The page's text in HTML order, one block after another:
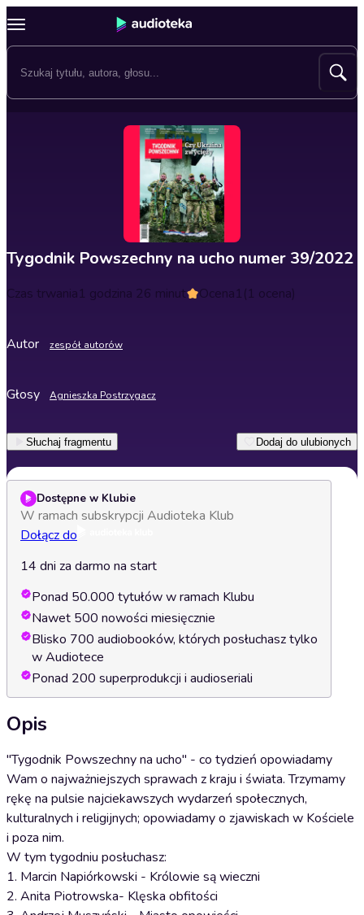
Tygodnik Powszechny na ucho numer 39/2022
Czas trwania1 godzina 26 minut Ocena1(1 ocena)
Autor zespół autorów
Głosy Agnieszka Postrzygacz
Słuchaj fragmentu Dodaj do ulubionych
Dostępne w Klubie
W ramach subskrypcji Audioteka Klub
Dołącz do
14 dni za darmo na start
Ponad 50.000 tytułów w ramach Klubu
Nawet 500 nowości miesięcznie
Blisko 700 audiobooków, których posłuchasz tylko
w Audiotece
Ponad 200 superprodukcji i audioseriali
Opis
"Tygodnik Powszechny na ucho" - co tydzień opowiadamy
Wam o najważniejszych sprawach z kraju i świata. Trzymamy
rękę na pulsie najciekawszych wydarzeń społecznych,
kulturalnych i religijnych; opowiadamy o zjawiskach w Kościele
i poza nim.
W tym tygodniu posłuchasz:
1. Marcin Napiórkowski - Królowie są wieczni
2. Anita Piotrowska- Klęska obfitości